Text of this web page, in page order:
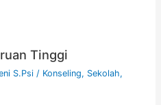
Tinggi
S.Psi / Konseling, Sekolah,